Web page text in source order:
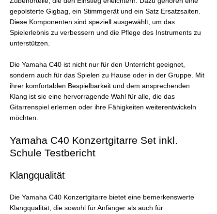
gepolsterte Gigbag, ein Stimmgerät und ein Satz Ersatzsaiten.
Diese Komponenten sind speziell ausgewählt, um das
Spielerlebnis zu verbessern und die Pflege des Instruments zu
unterstützen.
Die Yamaha C40 ist nicht nur für den Unterricht geeignet,
sondern auch für das Spielen zu Hause oder in der Gruppe. Mit
ihrer komfortablen Bespielbarkeit und dem ansprechenden
Klang ist sie eine hervorragende Wahl für alle, die das
Gitarrenspiel erlernen oder ihre Fähigkeiten weiterentwickeln
möchten.
Yamaha C40 Konzertgitarre Set inkl.
Schule Testbericht
Klangqualität
Die Yamaha C40 Konzertgitarre bietet eine bemerkenswerte
Klangqualität, die sowohl für Anfänger als auch für